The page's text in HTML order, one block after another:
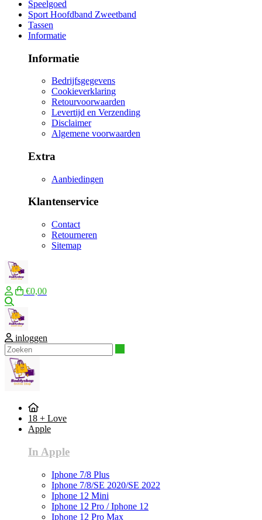
Speelgoed
Sport Hoofdband Zweetband
Tassen
Informatie
Informatie
Bedrijfsgegevens
Cookieverklaring
Retourvoorwaarden
Levertijd en Verzending
Disclaimer
Algemene voorwaarden
Extra
Aanbiedingen
Klantenservice
Contact
Retourneren
Sitemap
€0,00
inloggen
18 + Love
Apple
In Apple
Iphone 7/8 Plus
Iphone 7/8/SE 2020/SE 2022
Iphone 12 Mini
Iphone 12 Pro / Iphone 12
Iphone 12 Pro Max